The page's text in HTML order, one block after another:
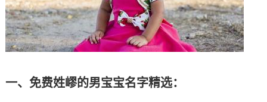
一、免费姓嵺的男宝宝名字精选：